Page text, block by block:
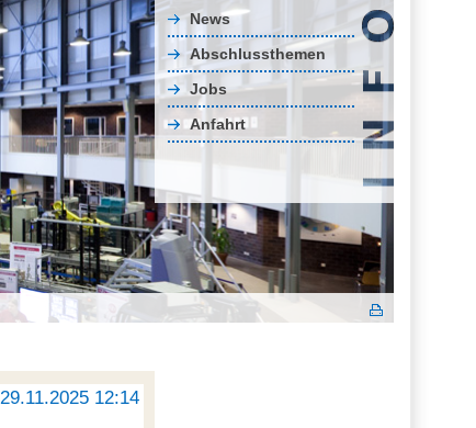
News
Abschlussthemen
Jobs
Anfahrt
29.11.2025 12:14